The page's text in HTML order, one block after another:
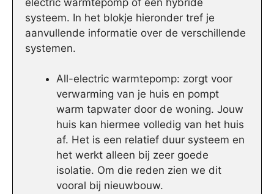
systeem. In het blokje hieronder tref je
aanvullende informatie over de verschillende
systemen.
All-electric warmtepomp: zorgt voor
verwarming van je huis en pompt
warm tapwater door de woning. Jouw
huis kan hiermee volledig van het huis
af. Het is een relatief duur systeem en
het werkt alleen bij zeer goede
isolatie. Om die reden zien we dit
vooral bij nieuwbouw.